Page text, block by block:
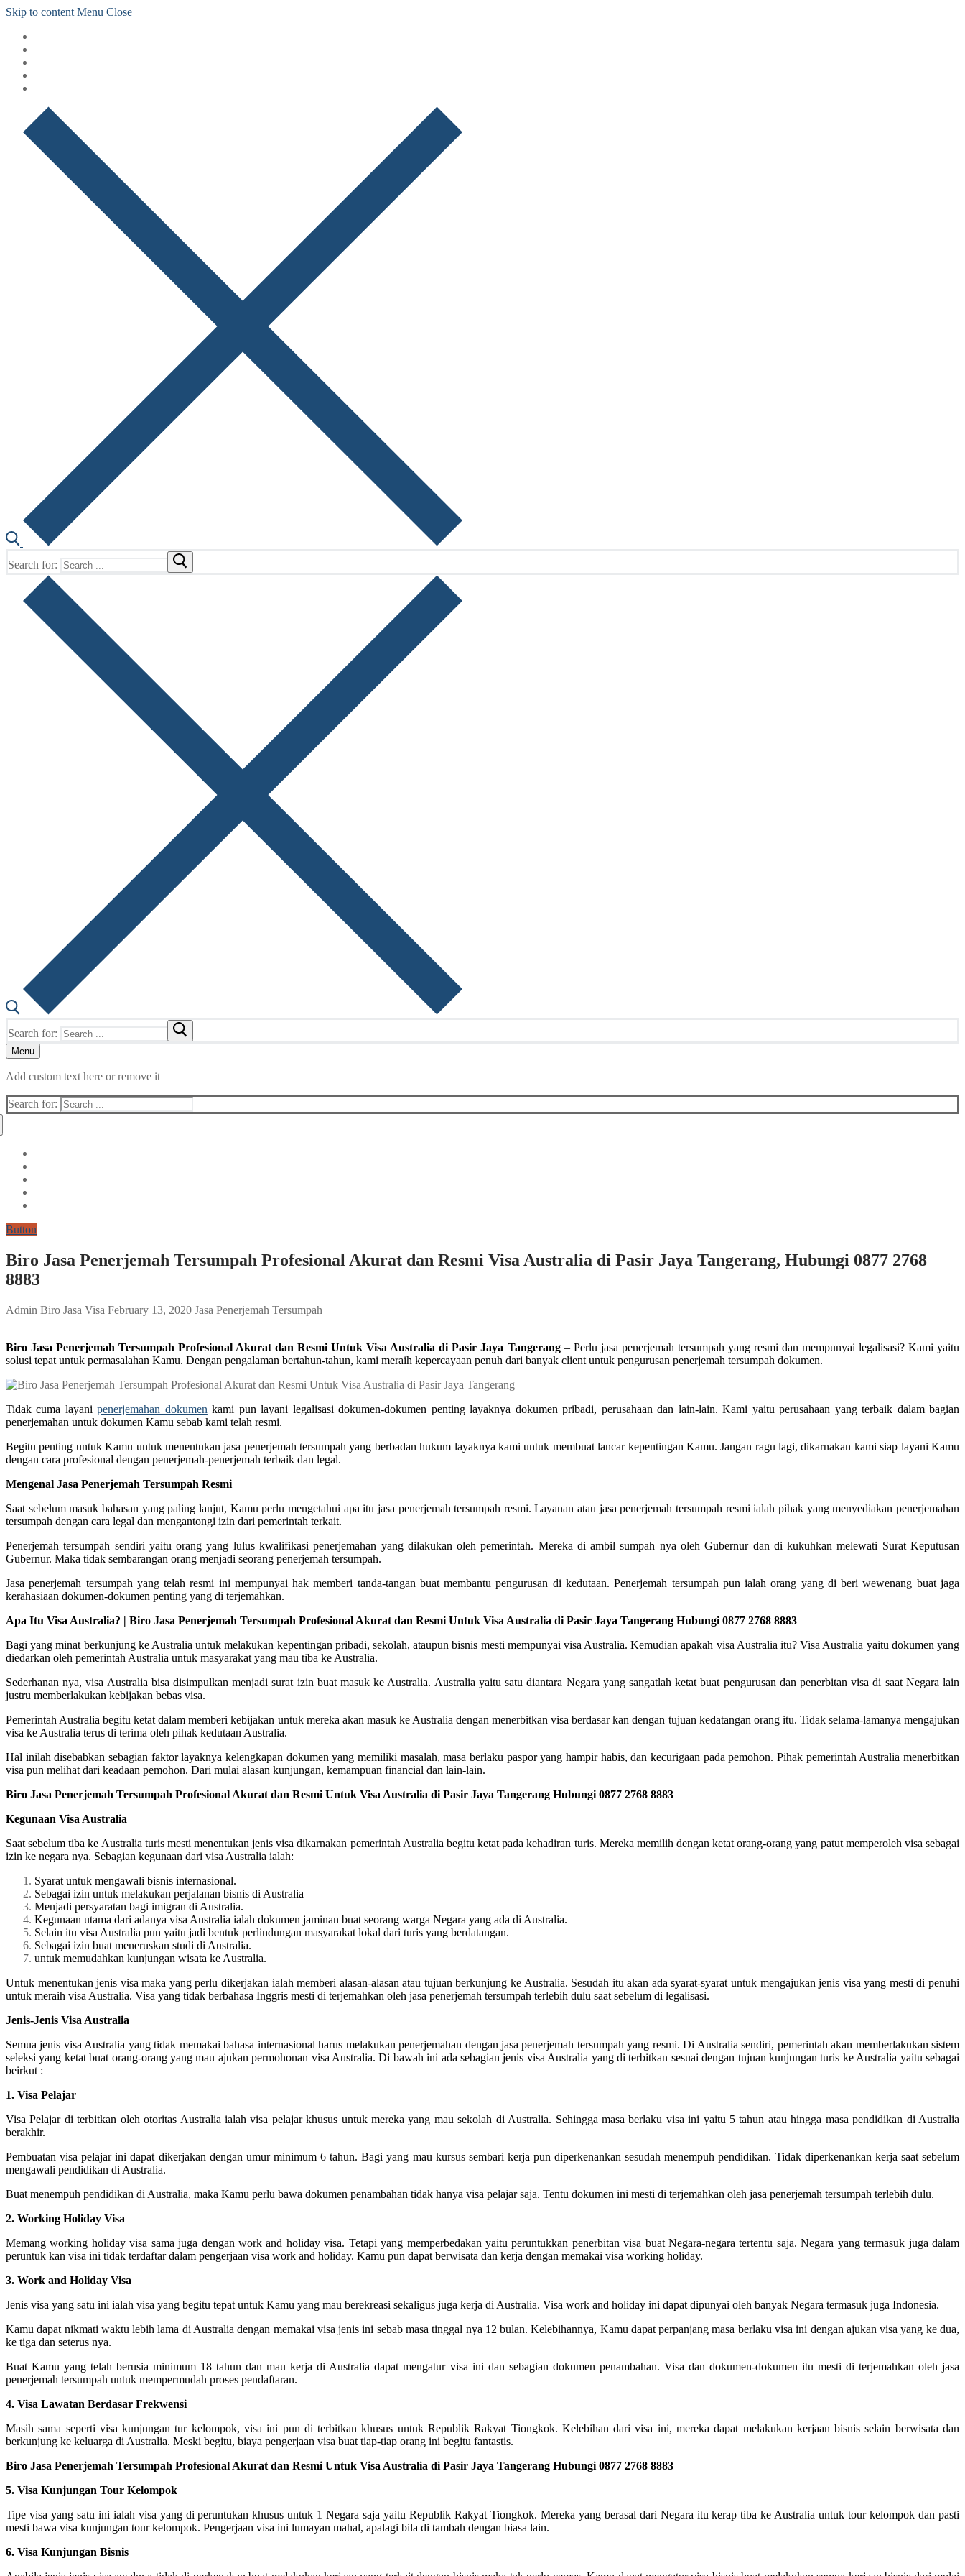
Skip to content Menu Close
Search for:
Search for:
Menu
Add custom text here or remove it
Search for:
Button
Biro Jasa Penerjemah Tersumpah Profesional Akurat dan Resmi Visa Australia di Pasir Jaya Tangerang, Hubungi 0877 2768
8883
Admin Biro Jasa Visa February 13, 2020 Jasa Penerjemah Tersumpah
Biro Jasa Penerjemah Tersumpah Profesional Akurat dan Resmi Untuk Visa Australia di Pasir Jaya Tangerang– Perlu jasa penerjemah tersumpah yang resmi dan mempunyai legalisasi? Kami yaitu
solusi tepat untuk permasalahan Kamu. Dengan pengalaman bertahun-tahun, kami meraih kepercayaan penuh dari banyak client untuk pengurusan penerjemah tersumpah dokumen.
Tidak cuma layanipenerjemahan dokumen kami pun layani legalisasi dokumen-dokumen penting layaknya dokumen pribadi, perusahaan dan lain-lain. Kami yaitu perusahaan yang terbaik dalam bagian
penerjemahan untuk dokumen Kamu sebab kami telah resmi.
Begitu penting untuk Kamu untuk menentukan jasa penerjemah tersumpah yang berbadan hukum layaknya kami untuk membuat lancar kepentingan Kamu. Jangan ragu lagi, dikarnakan kami siap layani Kamu
dengan cara profesional dengan penerjemah-penerjemah terbaik dan legal.
Mengenal Jasa Penerjemah Tersumpah Resmi
Saat sebelum masuk bahasan yang paling lanjut, Kamu perlu mengetahui apa itu jasa penerjemah tersumpah resmi. Layanan atau jasa penerjemah tersumpah resmi ialah pihak yang menyediakan penerjemahan
tersumpah dengan cara legal dan mengantongi izin dari pemerintah terkait.
Penerjemah tersumpah sendiri yaitu orang yang lulus kwalifikasi penerjemahan yang dilakukan oleh pemerintah. Mereka di ambil sumpah nya oleh Gubernur dan di kukuhkan melewati Surat Keputusan
Gubernur. Maka tidak sembarangan orang menjadi seorang penerjemah tersumpah.
Jasa penerjemah tersumpah yang telah resmi ini mempunyai hak memberi tanda-tangan buat membantu pengurusan di kedutaan. Penerjemah tersumpah pun ialah orang yang di beri wewenang buat jaga
kerahasiaan dokumen-dokumen penting yang di terjemahkan.
Apa Itu Visa Australia? | Biro Jasa Penerjemah Tersumpah Profesional Akurat dan Resmi Untuk Visa Australia di Pasir Jaya Tangerang Hubungi 0877 2768 8883
Bagi yang minat berkunjung ke Australia untuk melakukan kepentingan pribadi, sekolah, ataupun bisnis mesti mempunyai visa Australia. Kemudian apakah visa Australia itu? Visa Australia yaitu dokumen yang
diedarkan oleh pemerintah Australia untuk masyarakat yang mau tiba ke Australia.
Sederhanan nya, visa Australia bisa disimpulkan menjadi surat izin buat masuk ke Australia. Australia yaitu satu diantara Negara yang sangatlah ketat buat pengurusan dan penerbitan visa di saat Negara lain
justru memberlakukan kebijakan bebas visa.
Pemerintah Australia begitu ketat dalam memberi kebijakan untuk mereka akan masuk ke Australia dengan menerbitkan visa berdasar kan dengan tujuan kedatangan orang itu. Tidak selama-lamanya mengajukan
visa ke Australia terus di terima oleh pihak kedutaan Australia.
Hal inilah disebabkan sebagian faktor layaknya kelengkapan dokumen yang memiliki masalah, masa berlaku paspor yang hampir habis, dan kecurigaan pada pemohon. Pihak pemerintah Australia menerbitkan
visa pun melihat dari keadaan pemohon. Dari mulai alasan kunjungan, kemampuan financial dan lain-lain.
Biro Jasa Penerjemah Tersumpah Profesional Akurat dan Resmi Untuk Visa Australia di Pasir Jaya Tangerang Hubungi 0877 2768 8883
Kegunaan Visa Australia
Saat sebelum tiba ke Australia turis mesti menentukan jenis visa dikarnakan pemerintah Australia begitu ketat pada kehadiran turis. Mereka memilih dengan ketat orang-orang yang patut memperoleh visa sebagai
izin ke negara nya. Sebagian kegunaan dari visa Australia ialah:
Syarat untuk mengawali bisnis internasional.
Sebagai izin untuk melakukan perjalanan bisnis di Australia
Menjadi persyaratan bagi imigran di Australia.
Kegunaan utama dari adanya visa Australia ialah dokumen jaminan buat seorang warga Negara yang ada di Australia.
Selain itu visa Australia pun yaitu jadi bentuk perlindungan masyarakat lokal dari turis yang berdatangan.
Sebagai izin buat meneruskan studi di Australia.
untuk memudahkan kunjungan wisata ke Australia.
Untuk menentukan jenis visa maka yang perlu dikerjakan ialah memberi alasan-alasan atau tujuan berkunjung ke Australia. Sesudah itu akan ada syarat-syarat untuk mengajukan jenis visa yang mesti di penuhi
untuk meraih visa Australia. Visa yang tidak berbahasa Inggris mesti di terjemahkan oleh jasa penerjemah tersumpah terlebih dulu saat sebelum di legalisasi.
Jenis-Jenis Visa Australia
Semua jenis visa Australia yang tidak memakai bahasa internasional harus melakukan penerjemahan dengan jasa penerjemah tersumpah yang resmi. Di Australia sendiri, pemerintah akan memberlakukan sistem
seleksi yang ketat buat orang-orang yang mau ajukan permohonan visa Australia. Di bawah ini ada sebagian jenis visa Australia yang di terbitkan sesuai dengan tujuan kunjungan turis ke Australia yaitu sebagai
beirkut :
1. Visa Pelajar
Visa Pelajar di terbitkan oleh otoritas Australia ialah visa pelajar khusus untuk mereka yang mau sekolah di Australia. Sehingga masa berlaku visa ini yaitu 5 tahun atau hingga masa pendidikan di Australia
berakhir.
Pembuatan visa pelajar ini dapat dikerjakan dengan umur minimum 6 tahun. Bagi yang mau kursus sembari kerja pun diperkenankan sesudah menempuh pendidikan. Tidak diperkenankan kerja saat sebelum
mengawali pendidikan di Australia.
Buat menempuh pendidikan di Australia, maka Kamu perlu bawa dokumen penambahan tidak hanya visa pelajar saja. Tentu dokumen ini mesti di terjemahkan oleh jasa penerjemah tersumpah terlebih dulu.
2. Working Holiday Visa
Memang working holiday visa sama juga dengan work and holiday visa. Tetapi yang memperbedakan yaitu peruntukkan penerbitan visa buat Negara-negara tertentu saja. Negara yang termasuk juga dalam
peruntuk kan visa ini tidak terdaftar dalam pengerjaan visa work and holiday. Kamu pun dapat berwisata dan kerja dengan memakai visa working holiday.
3. Work and Holiday Visa
Jenis visa yang satu ini ialah visa yang begitu tepat untuk Kamu yang mau berekreasi sekaligus juga kerja di Australia. Visa work and holiday ini dapat dipunyai oleh banyak Negara termasuk juga Indonesia.
Kamu dapat nikmati waktu lebih lama di Australia dengan memakai visa jenis ini sebab masa tinggal nya 12 bulan. Kelebihannya, Kamu dapat perpanjang masa berlaku visa ini dengan ajukan visa yang ke dua,
ke tiga dan seterus nya.
Buat Kamu yang telah berusia minimum 18 tahun dan mau kerja di Australia dapat mengatur visa ini dan sebagian dokumen penambahan. Visa dan dokumen-dokumen itu mesti di terjemahkan oleh jasa
penerjemah tersumpah untuk mempermudah proses pendaftaran.
4. Visa Lawatan Berdasar Frekwensi
Masih sama seperti visa kunjungan tur kelompok, visa ini pun di terbitkan khusus untuk Republik Rakyat Tiongkok. Kelebihan dari visa ini, mereka dapat melakukan kerjaan bisnis selain berwisata dan
berkunjung ke keluarga di Australia. Meski begitu, biaya pengerjaan visa buat tiap-tiap orang ini begitu fantastis.
Biro Jasa Penerjemah Tersumpah Profesional Akurat dan Resmi Untuk Visa Australia di Pasir Jaya Tangerang Hubungi 0877 2768 8883
5. Visa Kunjungan Tour Kelompok
Tipe visa yang satu ini ialah visa yang di peruntukan khusus untuk 1 Negara saja yaitu Republik Rakyat Tiongkok. Mereka yang berasal dari Negara itu kerap tiba ke Australia untuk tour kelompok dan pasti
mesti bawa visa kunjungan tour kelompok. Pengerjaan visa ini lumayan mahal, apalagi bila di tambah dengan biasa lain.
6. Visa Kunjungan Bisnis